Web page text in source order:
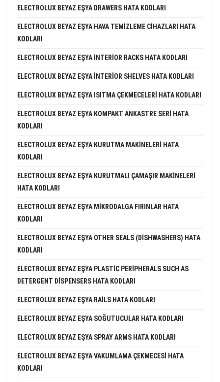
ELECTROLUX BEYAZ EŞYA DRAWERS HATA KODLARI
ELECTROLUX BEYAZ EŞYA HAVA TEMIZLEME CIHAZLARI HATA
KODLARI
ELECTROLUX BEYAZ EŞYA INTERIOR RACKS HATA KODLARI
ELECTROLUX BEYAZ EŞYA INTERIOR SHELVES HATA KODLARI
ELECTROLUX BEYAZ EŞYA ISITMA ÇEKMECELERI HATA KODLARI
ELECTROLUX BEYAZ EŞYA KOMPAKT ANKASTRE SERI HATA
KODLARI
ELECTROLUX BEYAZ EŞYA KURUTMA MAKINELERI HATA
KODLARI
ELECTROLUX BEYAZ EŞYA KURUTMALI ÇAMAŞIR MAKINELERI
HATA KODLARI
ELECTROLUX BEYAZ EŞYA MIKRODALGA FIRINLAR HATA
KODLARI
ELECTROLUX BEYAZ EŞYA OTHER SEALS (DISHWASHERS) HATA
KODLARI
ELECTROLUX BEYAZ EŞYA PLASTIC PERIPHERALS SUCH AS
DETERGENT DISPENSERS HATA KODLARI
ELECTROLUX BEYAZ EŞYA RAILS HATA KODLARI
ELECTROLUX BEYAZ EŞYA SOĞUTUCULAR HATA KODLARI
ELECTROLUX BEYAZ EŞYA SPRAY ARMS HATA KODLARI
ELECTROLUX BEYAZ EŞYA VAKUMLAMA ÇEKMECESI HATA
KODLARI